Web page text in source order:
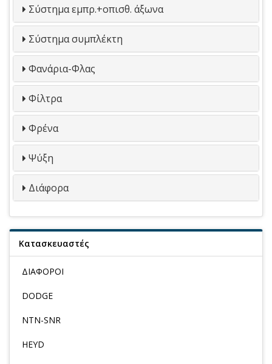
Σύστημα εμπρ.+οπισθ. άξωνα
Σύστημα συμπλέκτη
Φανάρια-Φλας
Φίλτρα
Φρένα
Ψύξη
Διάφορα
Κατασκευαστές
ΔΙΑΦΟΡΟΙ
DODGE
NTN-SNR
HEYD